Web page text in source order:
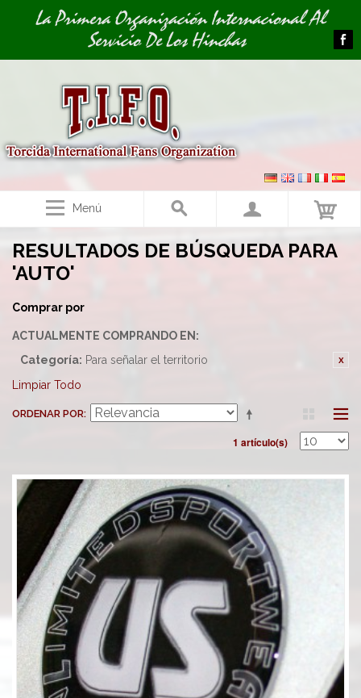
Image 01La Primera Organización Internacional Al
Servicio De Los Hinchas
Menú
RESULTADOS DE BÚSQUEDA PARA
'AUTO'
Comprar por
ACTUALMENTE COMPRANDO EN:
Categoría: Para señalar el territorio
Limpiar Todo
ORDENAR POR
1 artículo(s)